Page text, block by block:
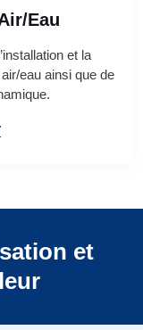
Eau
et la
eau ainsi que de
et